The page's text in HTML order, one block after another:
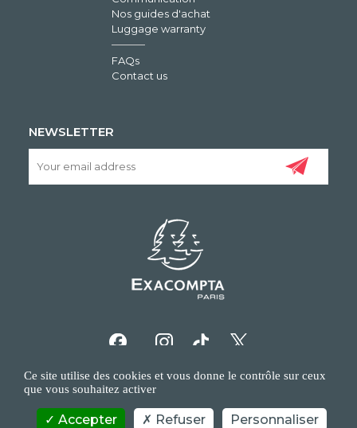
Nos guides d'achat
Luggage warranty
FAQs
Contact us
NEWSLETTER
Ce site utilise des cookies et vous donne le contrôle sur ceux
que vous souhaitez activer
Accepter Refuser Personnaliser